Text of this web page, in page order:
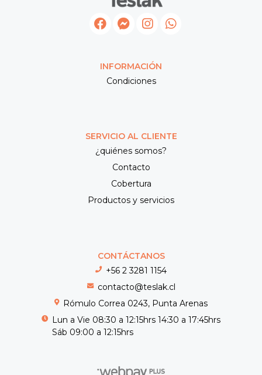
INFORMACIÓN
Condiciones
SERVICIO AL CLIENTE
¿quiénes somos?
Contacto
Cobertura
Productos y servicios
CONTÁCTANOS
+56 2 3281 1154
contacto@teslak.cl
Rómulo Correa 0243, Punta Arenas
Lun a Vie 08:30 a 12:15hrs 14:30 a 17:45hrs
Sáb 09:00 a 12:15hrs